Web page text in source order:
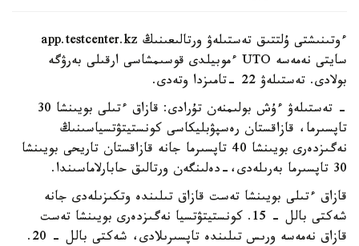
ءوتىنىشتى ۇلتتىق تەستىلەۋ ورتالىعىنىڭ app.testcenter.kz
سايتى نەمەسە UTO ءموبيلدى قوسىمشاسى ارقىلى بەرۋگە
بولادى. تەستىلەۋ 22 -تامىزدا وتەدى.
- تەستىلەۋ ءۇش بولىمنەن تۇرادى: قازاق ءتىلى بويىنشا 30
تاپسىرما، قازاقستان رەسپۋبليكاسى كونستيتۋتسياسىنىڭ
نەگىزدەرى بويىنشا 40 تاپسىرما جانە قازاقستان تاريحى بويىنشا
30 تاپسىرما بەرىلەدى،-دەلىنگەن ورتالىق حابارلاماسىندا.
قازاق ءتىلى بويىنشا تەست قازاق تىلىندە وتكىزىلەدى جانە
شەكتى بالل - 15. كونستيتۋتسيا نەگىزدەرى بويىنشا تەست
قازاق نەمەسە ورىس تىلىندە تاپسىرىلادى، شەكتى بالل - 20.